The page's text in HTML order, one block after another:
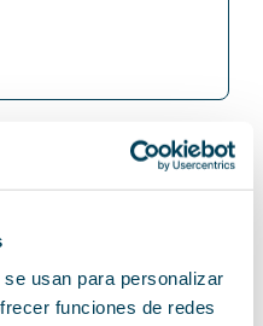
usan para personalizar
funciones de redes
en búsqueda
experiencia